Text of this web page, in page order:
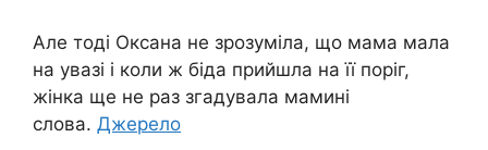
Але тоді Оксана не зрозуміла, що мама мала
на увазі і коли ж бiдa прийшла на її поріг,
жінка ще не раз згадувала мамині
слова. Джерело